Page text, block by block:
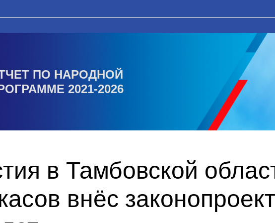
ПО НАРОДНОЙ
2021-2026
в Тамбовской
внёс